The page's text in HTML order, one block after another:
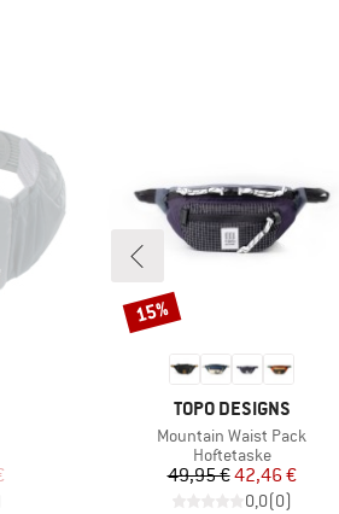
MÆRKE
TOPO DESIGNS
Artikel
Mountain Waist Pack
Produktgruppe
Hoftetaske
Pris
49,95 €Nedsat pris
42,46 €
0,0(0)
Rabat
15%